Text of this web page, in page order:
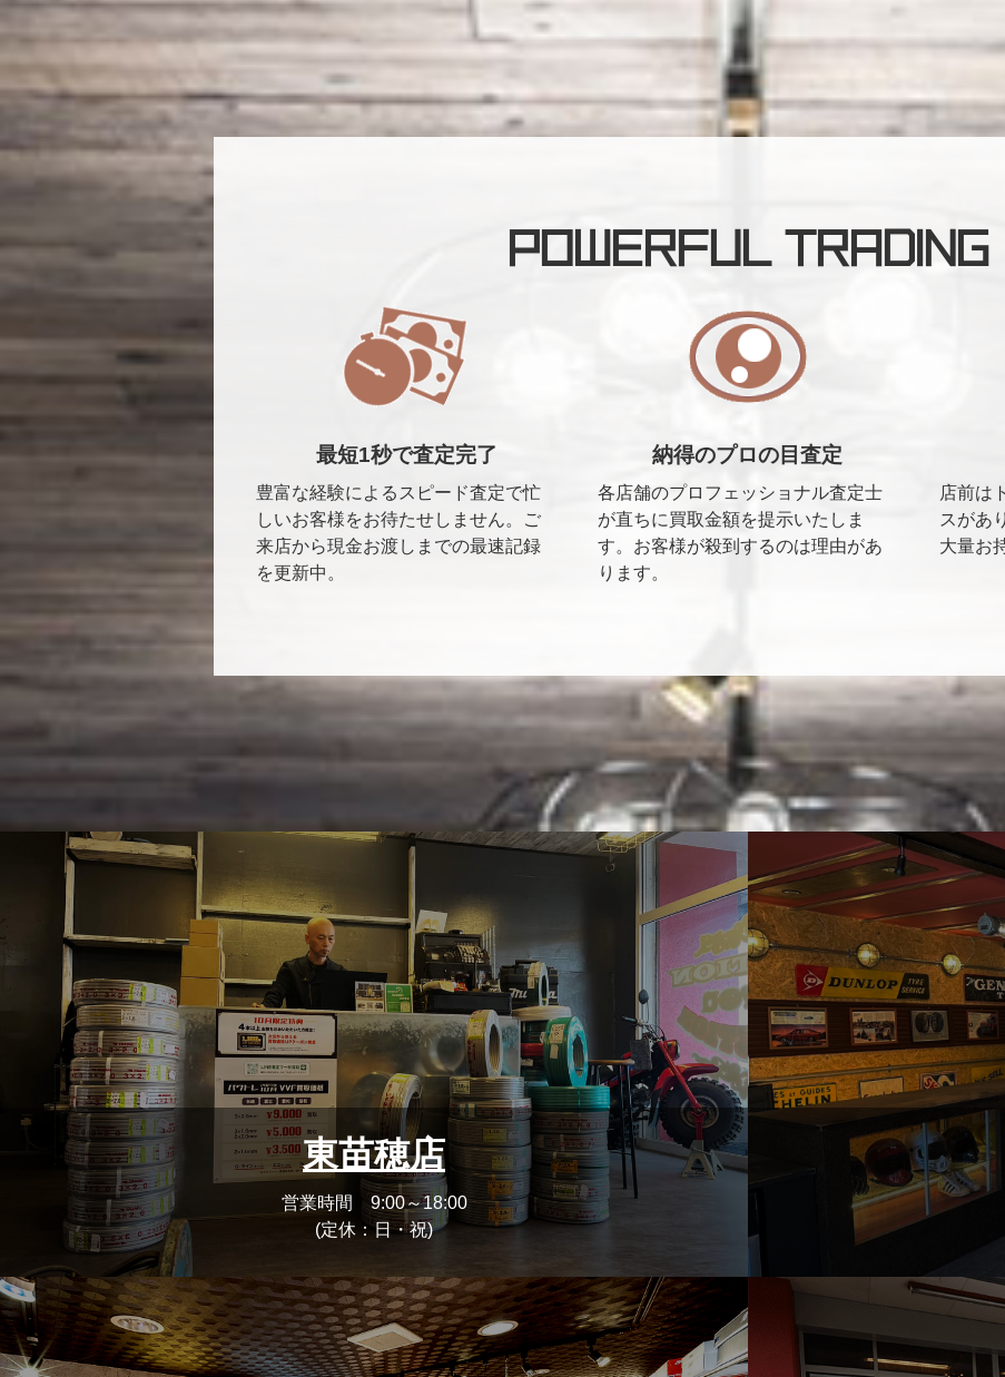
POWERFUL TRADING
最短1秒で査定完了
豊富な経験によるスピード査定で忙
しいお客様をお待たせしません。ご
来店から現金お渡しまでの最速記録
を更新中。
納得のプロの目査定
各店舗のプロフェッショナル査定士
が直ちに買取金額を提示いたしま
す。お客様が殺到するのは理由があ
ります。
店前は
スがあ
大量お
東苗穂店
営業時間 9:00～18:00
(定休：日・祝)